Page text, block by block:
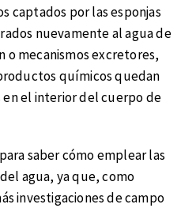
captados por las esponjas
nuevamente al agua de
o mecanismos excretores,
químicos quedan
el interior del cuerpo de
saber cómo emplear las
agua, ya que, como
investigaciones de campo